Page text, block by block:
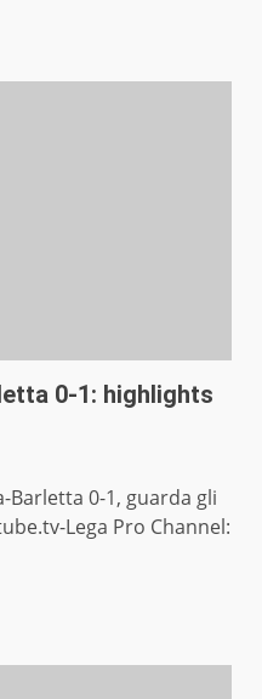
0-1: highlights
Barletta 0-1, guarda gli
Lega Pro Channel: